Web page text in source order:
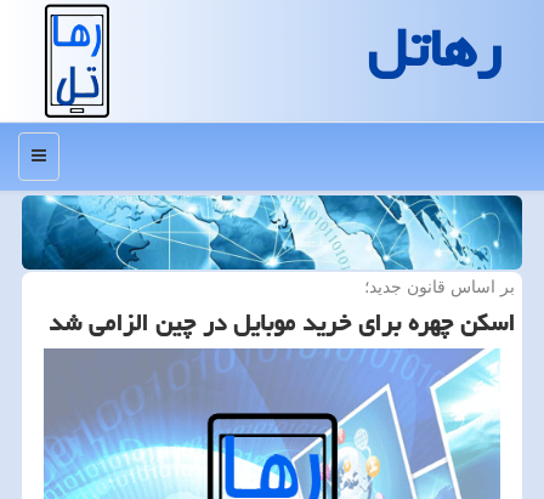
رهاتل
منو
بر اساس قانون جدید؛
اسكن چهره برای خرید موبایل در چین الزامی شد